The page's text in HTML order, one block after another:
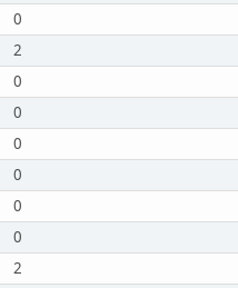
0
2
0
0
0
0
0
0
2